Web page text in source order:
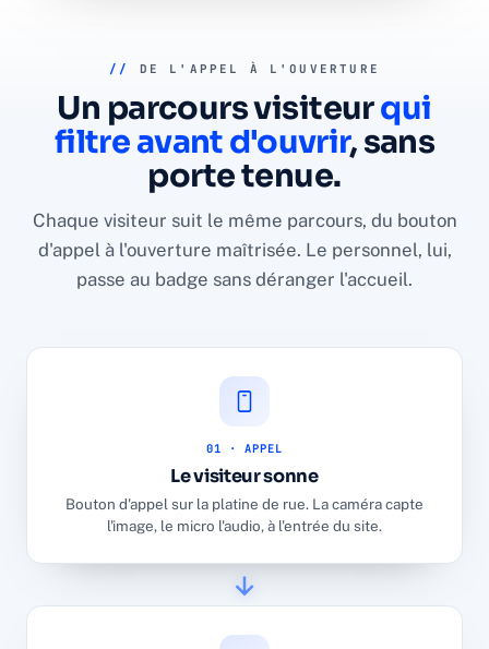
// DE L'APPEL À L'OUVERTURE
Un parcours visiteurqui
filtre avant d'ouvrir, sans
porte tenue.
Chaque visiteur suit le même parcours, du bouton
d'appel à l'ouverture maîtrisée. Le personnel, lui,
passe au badge sans déranger l'accueil.
01 · APPEL
Le visiteur sonne
Bouton d'appel sur la platine de rue. La caméra capte
l'image, le micro l'audio, à l'entrée du site.